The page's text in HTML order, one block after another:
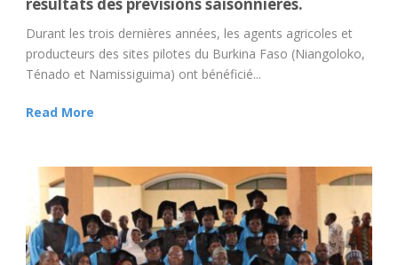
résultats des prévisions saisonnières.
Durant les trois dernières années, les agents agricoles et
producteurs des sites pilotes du Burkina Faso (Niangoloko,
Ténado et Namissiguima) ont bénéficié...
Read More